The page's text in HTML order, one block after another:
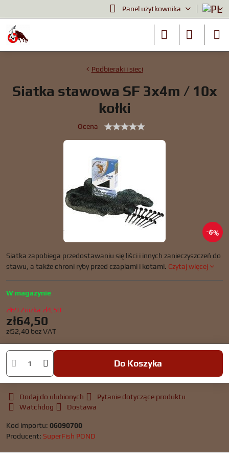
Panel użytkownika
6%
Podbieraki i sieci
Siatka stawowa SF 3x4m / 10x
kołki
Ocena
Siatka zapobiega przedostawaniu się liści i innych zanieczyszczeń do
stawu, a także chroni ryby przed czaplami i kotami. Czytaj więcej
W magazynie
zł69Zniżka zł4,50
zł64,50
zł52,40 bez VAT
Do Koszyka
Dodaj do ulubionych
Pytanie dotyczące produktu
Watchdog
Dostawa
Kod importu: 06090700
Producent: SuperFish POND